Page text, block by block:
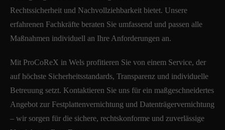
Rechtssicherheit und Nachvollziehbarkeit bietet. Unsere
erfahrenen Fachkräfte beraten Sie umfassend und passen alle
Maßnahmen individuell an Ihre Anforderungen an.
Mit ProCoReX in Wels profitieren Sie von einem Service, der
auf höchste Sicherheitsstandards, Transparenz und individuelle
Betreuung setzt. Kontaktieren Sie uns für ein maßgeschneidertes
Angebot zur Festplattenvernichtung und Datenträgervernichtung
– wir sorgen für die sichere, rechtskonforme und zuverlässige